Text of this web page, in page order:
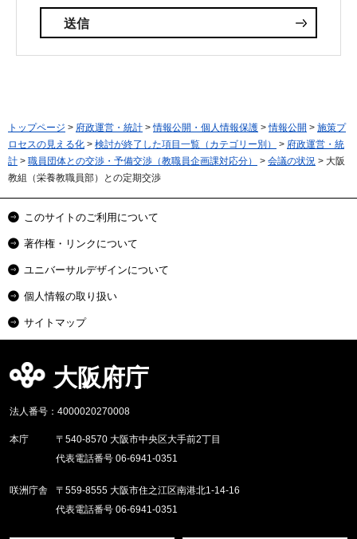
トップページ > 府政運営・統計 >情報公開・個人情報保護 >情報公開 > 施策プ
ロセスの見える化 > 検討が終了した項目一覧（カテゴリー別） > 府政運営・統
計 > 職員団体との交渉・予備交渉（教職員企画課対応分） > 会議の状況 > 大阪
教組（栄養教職員部）との定期交渉
このサイトのご利用について
著作権・リンクについて
ユニバーサルデザインについて
個人情報の取り扱い
サイトマップ
大阪府庁
法人番号：4000020270008
本庁
〒540-8570 大阪市中央区大手前2丁目
代表電話番号 06-6941-0351
咲洲庁舎
〒559-8555 大阪市住之江区南港北1-14-16
代表電話番号 06-6941-0351